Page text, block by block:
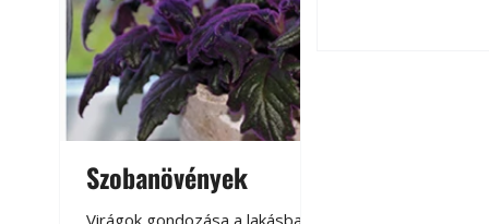
Szobanövények